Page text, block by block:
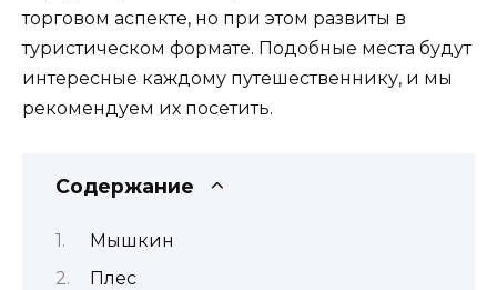
торговом аспекте, но при этом развиты в
туристическом формате. Подобные места будут
интересные каждому путешественнику, и мы
рекомендуем их посетить.
Содержание
Мышкин
Плес